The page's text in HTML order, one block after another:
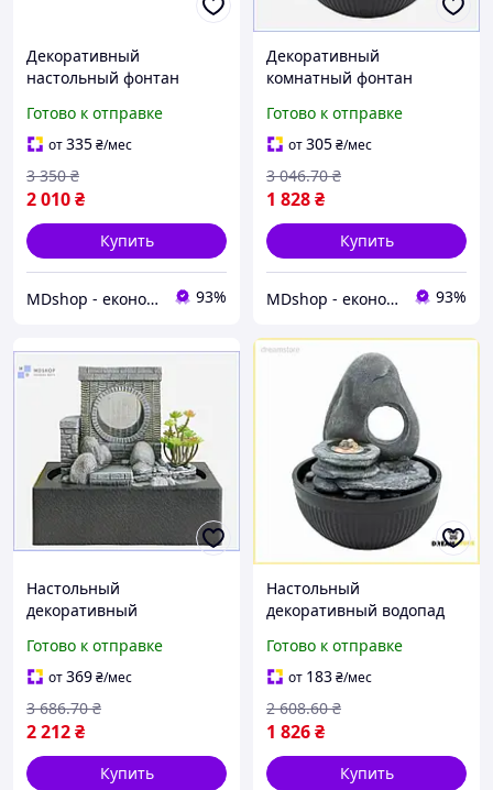
Декоративный
настольный фонтан
стильного оформления
вашего интерьера
МШоп1
Готово к отправке
от335₴/мес
2 010₴
3 350 ₴
Купить
MDshop - економія поруч 93%
Декоративный
комнатный фонтан
настольный каскадный
элемент интерьера
МШоп1
Готово к отправке
от305₴/мес
1 828₴
3 046.70 ₴
Купить
MDshop - економія поруч 93%
Настольный
декоративный
для интерьера водопад
для создания уюта в доме
МШоп1
Готово к отправке
от369₴/мес
2 212₴
3 686.70 ₴
Купить
Настольный
декоративный водопад
комнатный каскадный
фонтан с эффектной
подсветкой стор1
Готово к отправке
от 183₴/мес
1 826₴
2 608.60 ₴
Купить